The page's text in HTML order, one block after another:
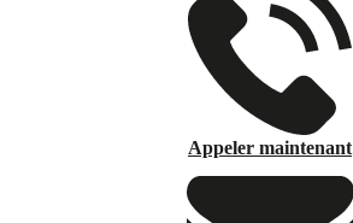
Appeler maintenant